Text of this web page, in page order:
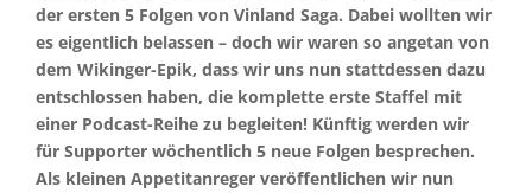
Discord
der ersten 5 Folgen von Vinland Saga. Dabei wollten wir
es eigentlich belassen – doch wir waren so angetan von
dem Wikinger-Epik, dass wir uns nun stattdessen dazu
entschlossen haben, die komplette erste Staffel mit
einer Podcast-Reihe zu begleiten! Künftig werden wir
für Supporter wöchentlich 5 neue Folgen besprechen.
Als kleinen Appetitanreger veröffentlichen wir nun